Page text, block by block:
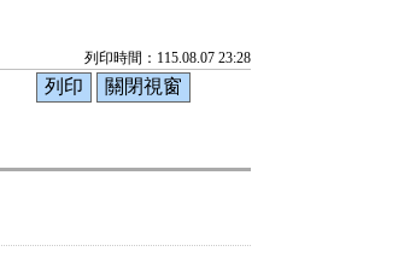
列印時間：115.08.07 23:28